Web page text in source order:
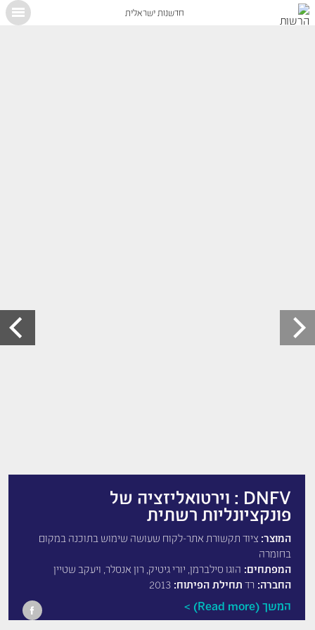
חדשנות ישראלית
DNFV : וירטואליזציה של
פונקציונליות רשתית
המוצר: ציוד תקשורת אתר-לקוח שעושה שימוש בתוכנה במקום
בחומרה
המפתחים: הוגו סילברמן, יורי גיטיק, רון אנסלר, ויעקב שטיין
החברה: רד תחילת הפיתוח: 2013
המשך (Read more)
X